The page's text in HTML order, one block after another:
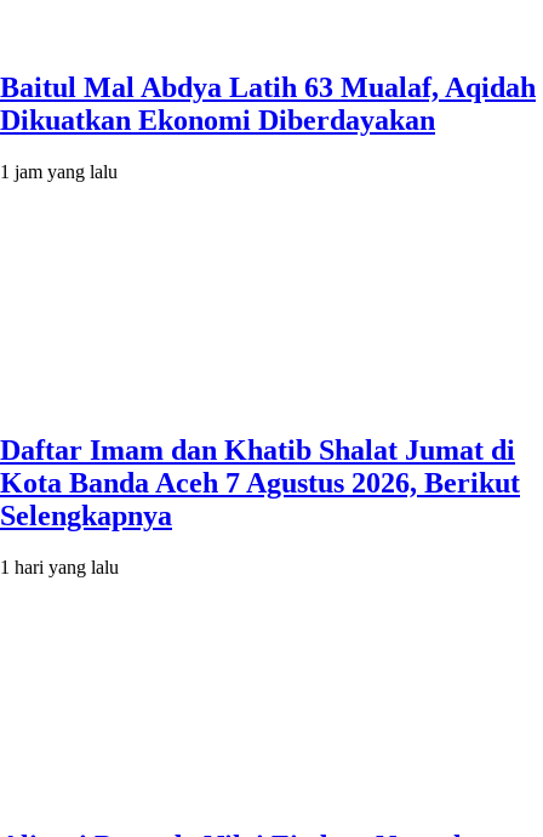
Baitul Mal Abdya Latih 63 Mualaf, Aqidah
Dikuatkan Ekonomi Diberdayakan
1 jam yang lalu
Daftar Imam dan Khatib Shalat Jumat di
Kota Banda Aceh 7 Agustus 2026, Berikut
Selengkapnya
1 hari yang lalu